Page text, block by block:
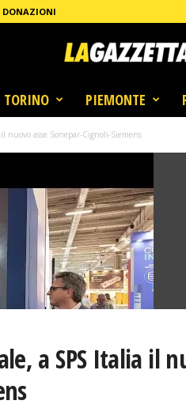
DONAZIONI
TORINO PIEMONTE
asse Sonepar-Cignoli-Siemens
a SPS Italia il